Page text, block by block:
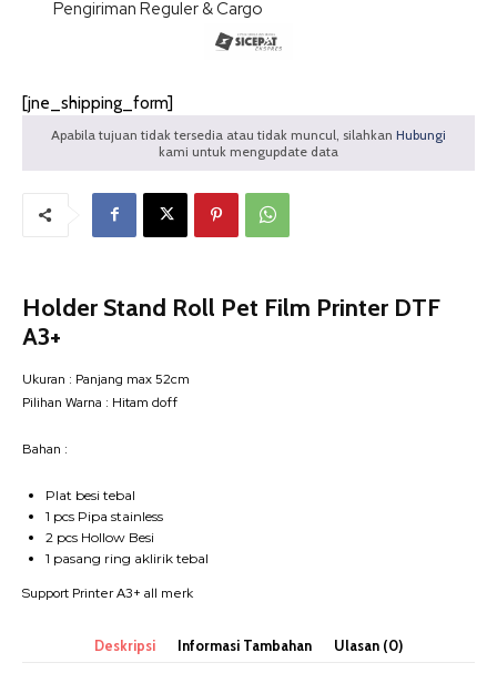
Pengiriman Reguler & Cargo
[jne_shipping_form]
Apabila tujuan tidak tersedia atau tidak muncul, silahkan Hubungi
kami untuk mengupdate data
Holder Stand Roll Pet Film Printer DTF
A3+
Ukuran : Panjang max 52cm
Pilihan Warna : Hitam doff
Bahan :
Plat besi tebal
1 pcs Pipa stainless
2 pcs Hollow Besi
1 pasang ring aklirik tebal
Support Printer A3+ all merk
Deskripsi Informasi Tambahan Ulasan (0)